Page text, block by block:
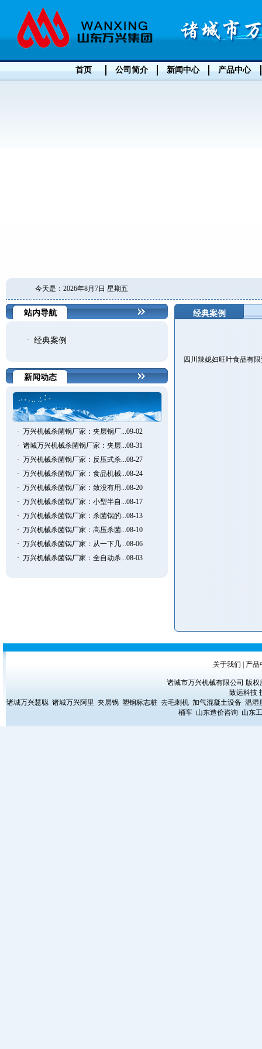
首页 公司简介 新闻中心 产品中心
今天是：2026年8月7日 星期五
站内导航
· 经典案例
新闻动态
· 万兴机械杀菌锅厂家：夹层锅厂...09-02
· 诸城万兴机械杀菌锅厂家：夹层...08-31
· 万兴机械杀菌锅厂家：反压式杀...08-27
· 万兴机械杀菌锅厂家：食品机械...08-24
· 万兴机械杀菌锅厂家：致没有用...08-20
· 万兴机械杀菌锅厂家：小型半自...08-17
· 万兴机械杀菌锅厂家：杀菌锅的...08-13
· 万兴机械杀菌锅厂家：高压杀菌...08-10
· 万兴机械杀菌锅厂家：从一下几...08-06
· 万兴机械杀菌锅厂家：全自动杀...08-03
经典案例
四川辣媳妇旺叶食品有
关于我们 产品
诸城市万兴机械有限公司 版权
致远科技
诸城万兴慧聪 诸城万兴阿里 夹层锅 塑钢标志桩 去毛刺机 加气混凝土设备 温湿
桶车 山东造价咨询 山东